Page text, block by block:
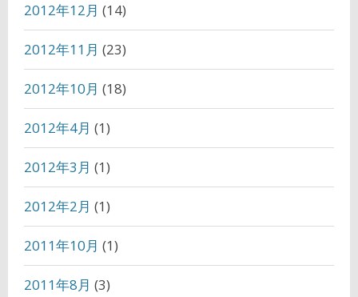
2012年12月 (14)
2012年11月 (23)
2012年10月 (18)
2012年4月 (1)
2012年3月 (1)
2012年2月 (1)
2011年10月 (1)
2011年8月 (3)